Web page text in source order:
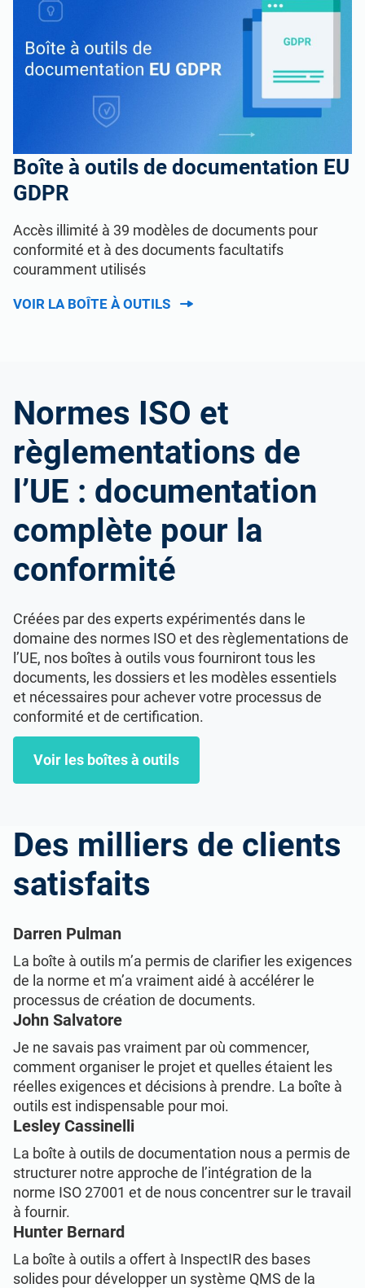
Boîte à outils de documentation EU
GDPR
Accès illimité à 39 modèles de documents pour
conformité et à des documents facultatifs
couramment utilisés
VOIR LA BOÎTE À OUTILS
Normes ISO et
règlementations de
l’UE : documentation
complète pour la
conformité
Créées par des experts expérimentés dans le
domaine des normes ISO et des règlementations de
l’UE, nos boîtes à outils vous fourniront tous les
documents, les dossiers et les modèles essentiels
et nécessaires pour achever votre processus de
conformité et de certification.
Voir les boîtes à outils
Des milliers de clients
satisfaits
Darren Pulman
La boîte à outils m’a permis de clarifier les exigences
de la norme et m’a vraiment aidé à accélérer le
processus de création de documents.
John Salvatore
Je ne savais pas vraiment par où commencer,
comment organiser le projet et quelles étaient les
réelles exigences et décisions à prendre. La boîte à
outils est indispensable pour moi.
Lesley Cassinelli
La boîte à outils de documentation nous a permis de
structurer notre approche de l’intégration de la
norme ISO 27001 et de nous concentrer sur le travail
à fournir.
Hunter Bernard
La boîte à outils a offert à InspectIR des bases
solides pour développer un système QMS de la